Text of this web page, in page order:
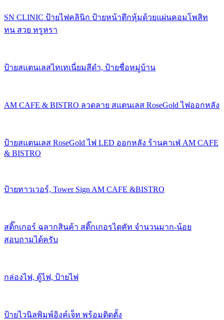
SN CLINIC ป้ายไฟคลินิก ป้ายหน้าตึกหุ้มด้วยแผ่นคอมโพสิท
ทน สวย หรูหรา
ป้ายสแตนเลสไทเทเนี่ยมสีดำ, ป้ายชื่อหมู่บ้าน
AM CAFE & BISTRO ลวดลาย สแตนเลส RoseGold ไฟออกหลัง
ป้ายสแตนเลส RoseGold ไฟ LED ออกหลัง ร้านคาเฟ่ AM CAFE
& BISTRO
ป้ายทาวเวอร์, Tower Sign AM CAFE &BISTRO
สติ๊กเกอร์ ฉลากสินค้า สติ๊กเกอรไดคัท จำนวนมาก-น้อย
สอบถามได้ครับ
กล่องไฟ, ตู้ไฟ, ป้ายไฟ
ป้ายไวนิลพิมพ์อิงค์เจ็ท พร้อมติดตั้ง